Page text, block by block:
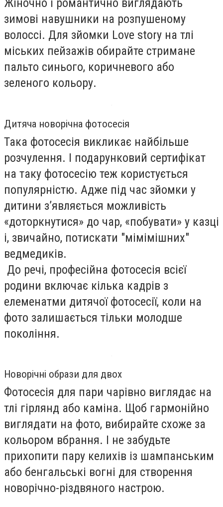
Жіночно і романтично виглядають
зимові навушники на розпушеному
волоссі. Для зйомки Love story на тлі
міських пейзажів обирайте стримане
пальто синього, коричневого або
зеленого кольору.
Дитяча новорічна фотосесія
Така фотосесія викликає найбільше
розчулення. І подарунковий сертифікат
на таку фотосесію теж користується
популярністю. Адже під час зйомки у
дитини з’являється можливість
«доторкнутися» до чар, «побувати» у казці
і, звичайно, потискати "мімімішних"
ведмедиків.
До речі, професійна фотосесія всієї
родини включає кілька кадрів з
елеменатми дитячої фотосесії, коли на
фото залишається тільки молодше
покоління.
Новорічні образи для двох
Фотосесія для пари чарівно виглядає на
тлі гірлянд або каміна. Щоб гармонійно
виглядати на фото, вибирайте схоже за
кольором вбрання. І не забудьте
прихопити пару келихів із шампанським
або бенгальські вогні для створення
новорічно-різдвяного настрою.